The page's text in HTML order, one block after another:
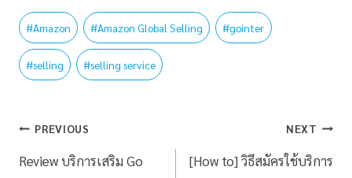
#Amazon #Amazon Global Selling #gointer
#selling #selling service
PREVIOUS
Review บริการเสริม Go
NEXT
[How to] วิธีสมัครใช้บริการ